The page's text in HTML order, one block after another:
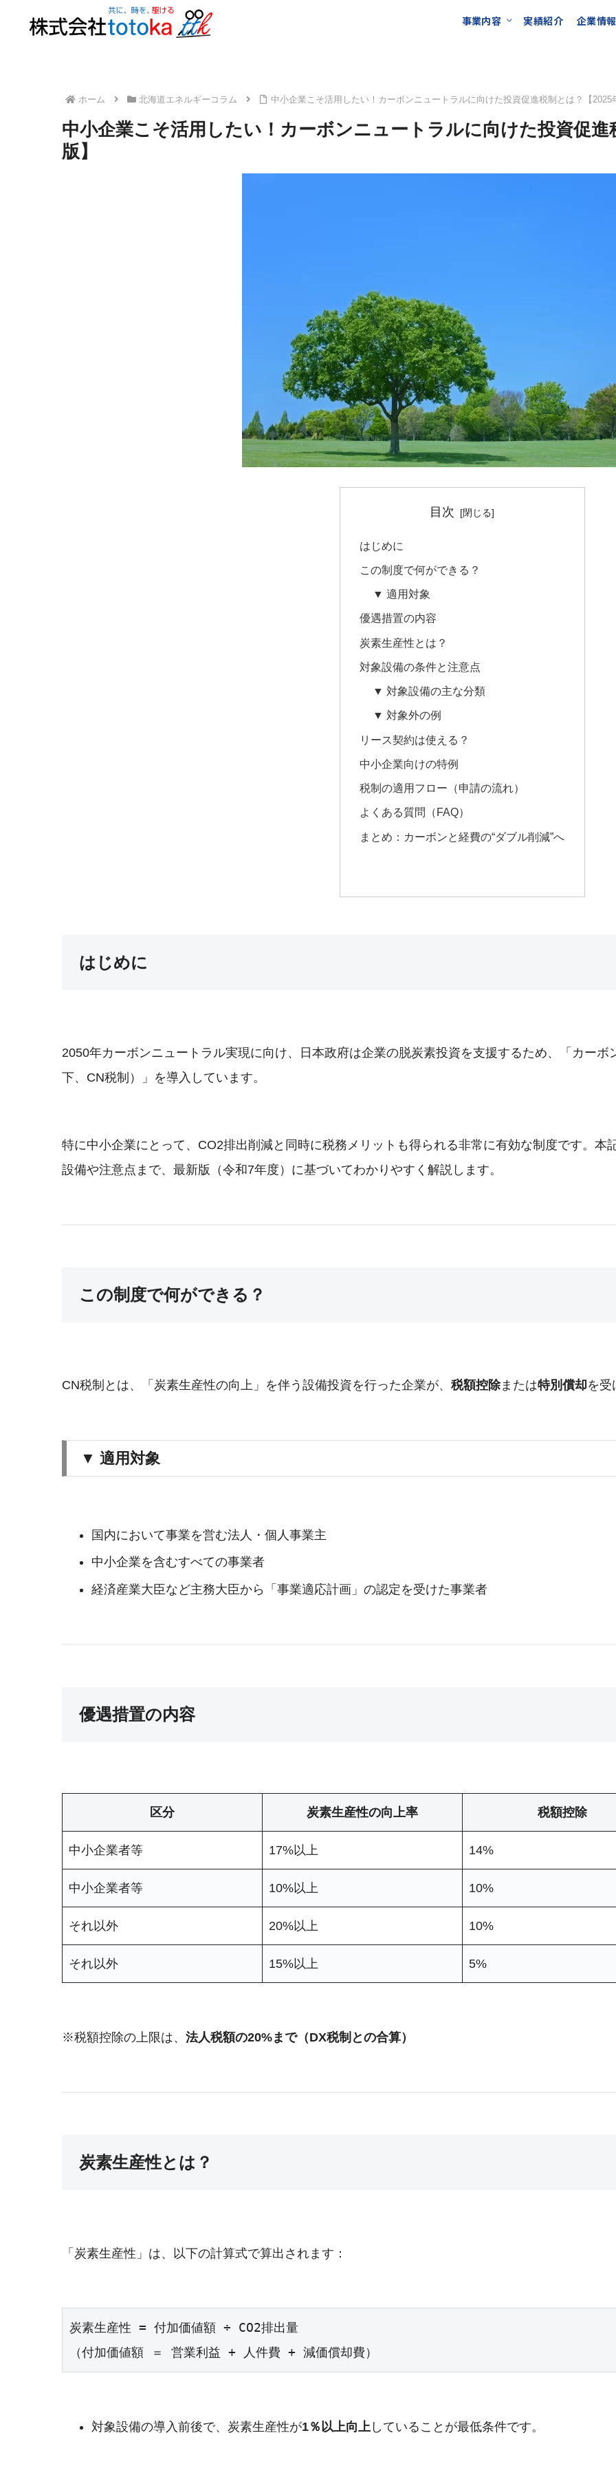
事業内容 実績紹介 企業情報
ホーム 北海道エネルギーコラム 中小企業こそ活用したい！カーボンニュートラルに向けた投資促進税制とは？【2025
中小企業こそ活用したい！カーボンニュートラルに向けた投資促進
版】
目次
はじめに
この制度で何ができる？
▼ 適用対象
優遇措置の内容
炭素生産性とは？
対象設備の条件と注意点
▼ 対象設備の主な分類
▼ 対象外の例
リース契約は使える？
中小企業向けの特例
税制の適用フロー（申請の流れ）
よくある質問（FAQ）
まとめ：カーボンと経費の“ダブル削減”へ
はじめに
2050年カーボンニュートラル実現に向け、日本政府は企業の脱炭素投資を支援するため、「カー
下、CN税制）」を導入しています。
特に中小企業にとって、CO2排出削減と同時に税務メリットも得られる非常に有効な制度です。本
設備や注意点まで、最新版（令和7年度）に基づいてわかりやすく解説します。
この制度で何ができる？
CN税制とは、「炭素生産性の向上」を伴う設備投資を行った企業が、 税額控除または特別償却を受
▼ 適用対象
国内において事業を営む法人・個人事業主
中小企業を含むすべての事業者
経済産業大臣など主務大臣から「事業適応計画」の認定を受けた事業者
優遇措置の内容
区分 炭素生産性の向上率 税額控除
中小企業者等 17%以上 14%
中小企業者等 10%以上 10%
それ以外 20%以上 10%
それ以外 15%以上 5%
※税額控除の上限は、 法人税額の20%まで（DX税制との合算）
炭素生産性とは？
「炭素生産性」は、以下の計算式で算出されます：
炭素生産性 = 付加価値額 ÷ CO2排出量
（付加価値額 ＝ 営業利益 + 人件費 + 減価償却費）
対象設備の導入前後で、炭素生産性が1％以上向上 していることが最低条件です。